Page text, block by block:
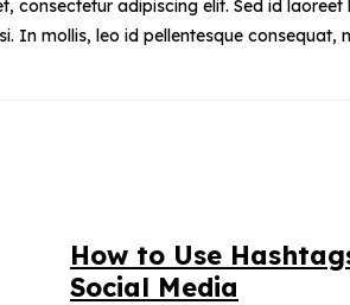
consectetur adipiscing elit. Sed id
In mollis, leo id pellentesque consequat,
How to Use
Social Media